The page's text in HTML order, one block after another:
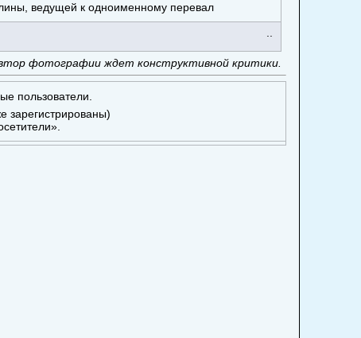
ведущей к одноименному перевал
фотографии ждет конструктивной критики.
пользователи.
зарегистрированы)